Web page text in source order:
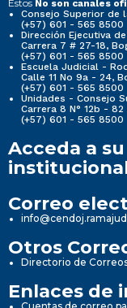
Estos No son canales
Consejo Superior de
(+57) 601 - 565 8500
Dirección Ejecutiva
Carrera 7 # 27-18,
(+57) 601 - 565 8500
Escuela Judicial -
Calle 11 No 9a - 24,
(+57) 601 - 565 8500
Unidades - Consejo
Carrera 8 N° 12b -
(+57) 601 - 565 8500
Acceda a
Correo
Otros
Directorio de
Enlaces de